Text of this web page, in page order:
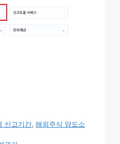
신고기간,해외주식 양도소